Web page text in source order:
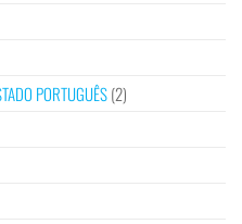
PORTUGUÊS(2)